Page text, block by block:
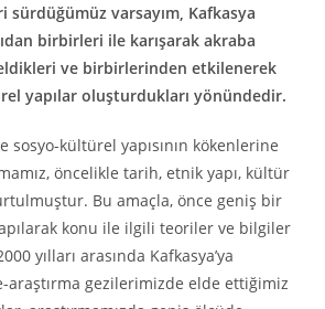
sürdüğümüz varsayım, Kafkasya
birbirleri ile karışarak akraba
ve birbirlerinden etkilenerek
yapılar oluşturdukları yönündedir.
sosyo-kültürel yapısının kökenlerine
öncelikle tarih, etnik yapı, kültür
Bu amaçla, önce geniş bir
konu ile ilgili teoriler ve bilgiler
yılları arasında Kafkasya’ya
araştırma gezilerimizde elde ettiğimiz